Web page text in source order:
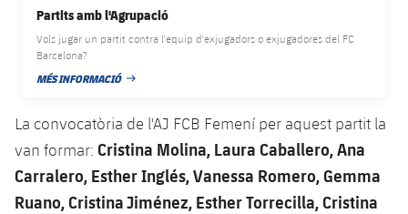
Partits amb l'Agrupació
Vols jugar un partit contra l'equip d'exjugadors o exjugadores del FC
Barcelona?
MÉS INFORMACIÓ
DATA DE PUBLICACIÓ
La convocatòria de l'AJ FCB Femení per aquest partit la
van formar: Cristina Molina, Laura Caballero, Ana
Carralero, Esther Inglés, Vanessa Romero, Gemma
Ruano, Cristina Jiménez, Esther Torrecilla, Cristina